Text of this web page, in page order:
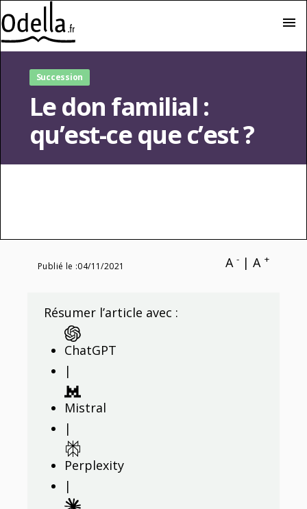
menu
Succession
Le don familial :
qu’est-ce que c’est ?
Publié le :04/11/2021 A - | A +
Résumer l’article avec :
ChatGPT
|
Mistral
|
Perplexity
|